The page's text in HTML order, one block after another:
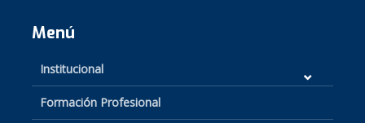
Menú
Institucional
Formación Profesional